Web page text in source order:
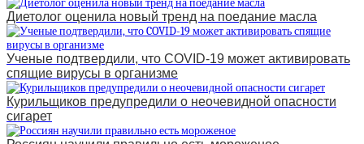
Диетолог оценила новый тренд на поедание масла
Ученые подтвердили, что COVID-19 может активировать
спящие вирусы в организме
Курильщиков предупредили о неочевидной опасности
сигарет